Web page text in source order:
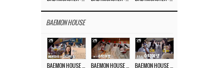
BAEMON HOUSE